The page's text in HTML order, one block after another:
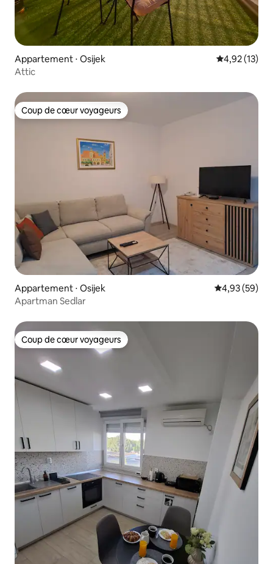
Appartement ⋅ Osijek Évaluation
4,92 (13)
Attic
Coup de cœur voyageurs
Coup de cœur voyageurs
Appartement ⋅ Osijek Évaluation
4,93 (59)
Apartman Sedlar
Coup de cœur voyageurs
Coup de cœur voyageurs